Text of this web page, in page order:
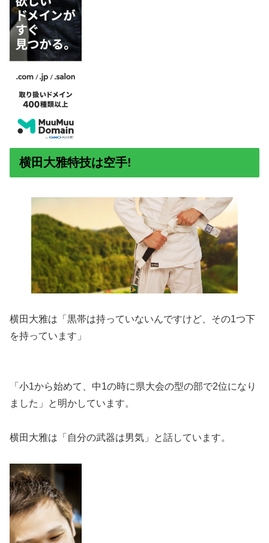
横田大雅特技は空手!
横田大雅は「黒帯は持っていないんですけど、その1つ下
を持っています」
「小1から始めて、中1の時に県大会の型の部で2位になり
ました」と明かしています。
横田大雅は「自分の武器は男気」と話しています。